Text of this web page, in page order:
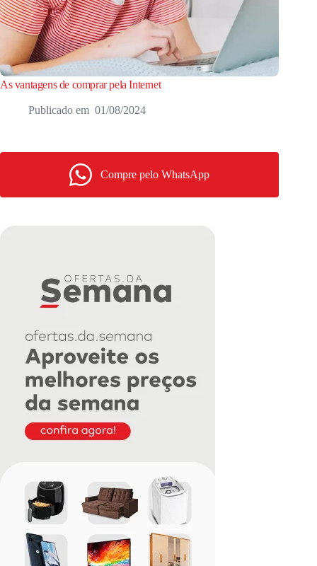
As vantagens de comprar pela Internet
01/08/2024
Compre pelo WhatsApp